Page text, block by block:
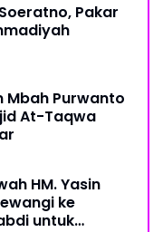
Pakar
Mbah Purwanto
At-Taqwa
HM. Yasin
ke
untuk